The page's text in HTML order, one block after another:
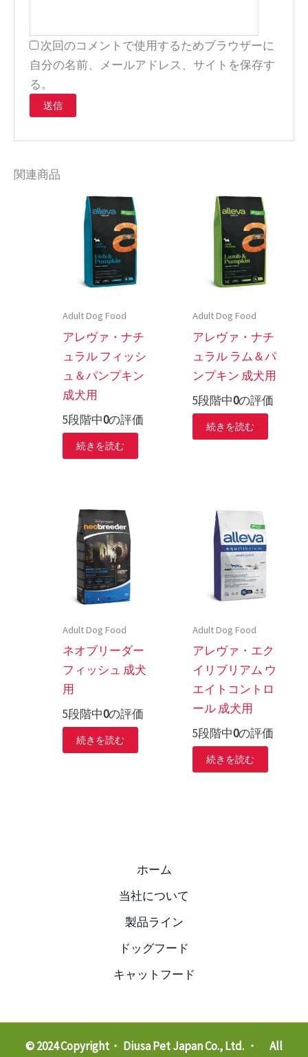
次回のコメントで使用するためブラウザーに
自分の名前、メールアドレス、サイトを保存す
る。
関連商品
Adult Dog Food
アレヴァ・ナチ
ュラル フィッシ
ュ＆パンプキン
成犬用
5段階中0の評価
続きを読む
Adult Dog Food
アレヴァ・ナチ
ュラル ラム＆パ
ンプキン 成犬用
5段階中0の評価
続きを読む
Adult Dog Food
ネオブリーダー
フィッシュ 成犬
用
5段階中0の評価
続きを読む
Adult Dog Food
アレヴァ・エク
イリブリアム ウ
エイトコントロ
ール 成犬用
5段階中0の評価
続きを読む
ホーム
当社について
製品ライン
ドッグフード
キャットフード
© 2024 Copyright・ Diusa Pet Japan Co., Ltd. ・ All